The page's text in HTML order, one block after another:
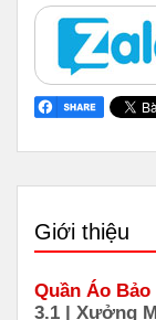
Giới thiệu
Quần Áo
3.1 | Xưởng